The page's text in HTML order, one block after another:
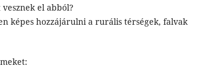
el abból?
képes hozzájárulni a rurális térségek, falvak